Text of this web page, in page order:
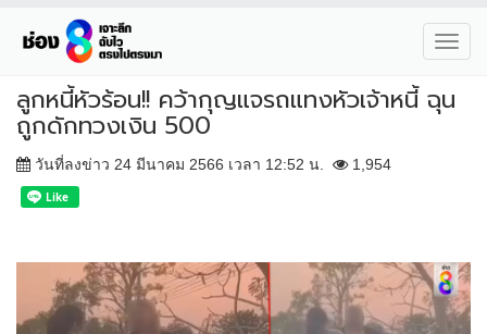
ลูกหนี้หัวร้อน!! คว้ากุญแจรถแทงหัวเจ้าหนี้ ฉุน
ถูกดักทวงเงิน 500
วันที่ลงข่าว 24 มีนาคม 2566 เวลา 12:52 น. 1,954